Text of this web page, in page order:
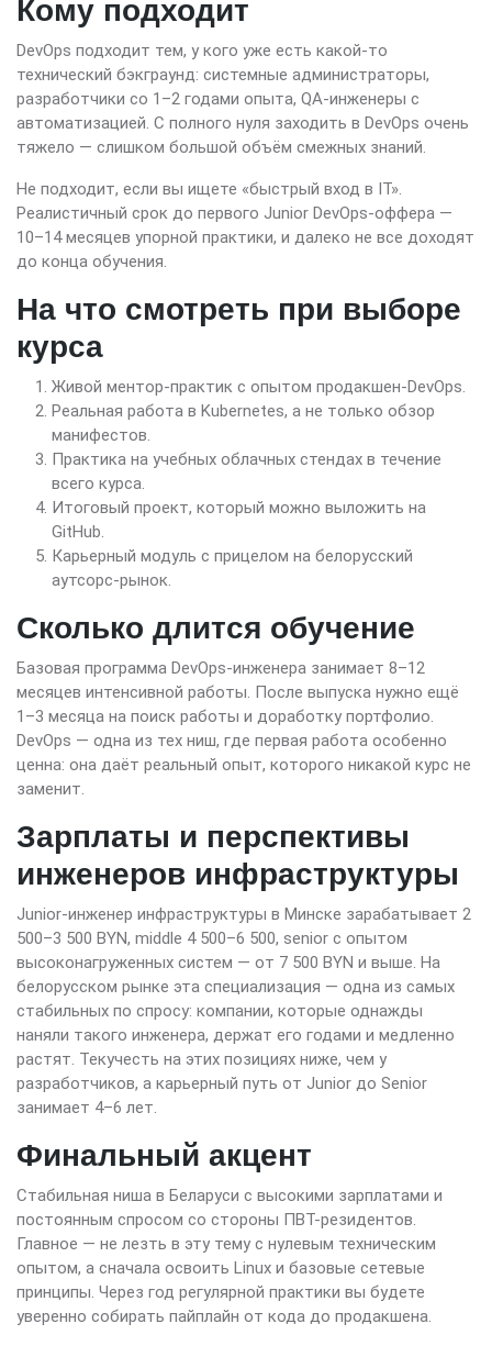
Кому подходит
DevOps подходит тем, у кого уже есть какой-то
технический бэкграунд: системные администраторы,
разработчики со 1–2 годами опыта, QA-инженеры с
автоматизацией. С полного нуля заходить в DevOps очень
тяжело — слишком большой объём смежных знаний.
Не подходит, если вы ищете «быстрый вход в IT».
Реалистичный срок до первого Junior DevOps-оффера —
10–14 месяцев упорной практики, и далеко не все доходят
до конца обучения.
На что смотреть при выборе
курса
Живой ментор-практик с опытом продакшен-DevOps.
Реальная работа в Kubernetes, а не только обзор
манифестов.
Практика на учебных облачных стендах в течение
всего курса.
Итоговый проект, который можно выложить на
GitHub.
Карьерный модуль с прицелом на белорусский
аутсорс-рынок.
Сколько длится обучение
Базовая программа DevOps-инженера занимает 8–12
месяцев интенсивной работы. После выпуска нужно ещё
1–3 месяца на поиск работы и доработку портфолио.
DevOps — одна из тех ниш, где первая работа особенно
ценна: она даёт реальный опыт, которого никакой курс не
заменит.
Зарплаты и перспективы
инженеров инфраструктуры
Junior-инженер инфраструктуры в Минске зарабатывает 2
500–3 500 BYN, middle 4 500–6 500, senior с опытом
высоконагруженных систем — от 7 500 BYN и выше. На
белорусском рынке эта специализация — одна из самых
стабильных по спросу: компании, которые однажды
наняли такого инженера, держат его годами и медленно
растят. Текучесть на этих позициях ниже, чем у
разработчиков, а карьерный путь от Junior до Senior
занимает 4–6 лет.
Финальный акцент
Стабильная ниша в Беларуси с высокими зарплатами и
постоянным спросом со стороны ПВТ-резидентов.
Главное — не лезть в эту тему с нулевым техническим
опытом, а сначала освоить Linux и базовые сетевые
принципы. Через год регулярной практики вы будете
уверенно собирать пайплайн от кода до продакшена.